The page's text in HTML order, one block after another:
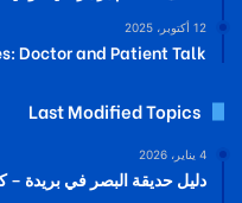
12 أكتوبر، 2025
Doctor and Patient Talk
Last Modified Topics
4 يناير، 2026
دليل حديقة البصر في بريدة –